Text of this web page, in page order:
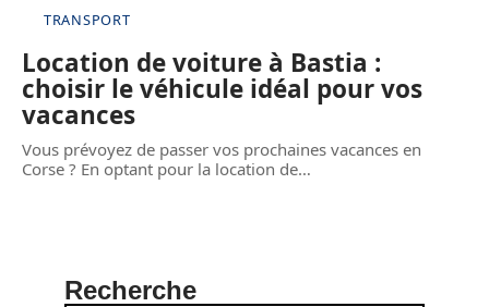
TRANSPORT
Location de voiture à Bastia :
choisir le véhicule idéal pour vos
vacances
Vous prévoyez de passer vos prochaines vacances en
Corse ? En optant pour la location de…
Recherche